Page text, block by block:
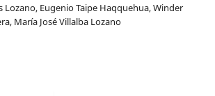
Lozano, Eugenio Taipe Haqquehua, Winder
María José Villalba Lozano